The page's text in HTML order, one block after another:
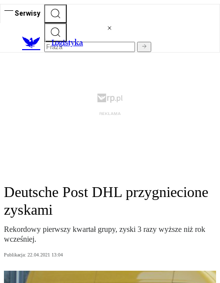
Serwisy
Logistyka
Deutsche Post DHL przygniecione
zyskami
Rekordowy pierwszy kwartał grupy, zyski 3 razy wyższe niż rok
wcześniej.
Publikacja: 22.04.2021 13:04